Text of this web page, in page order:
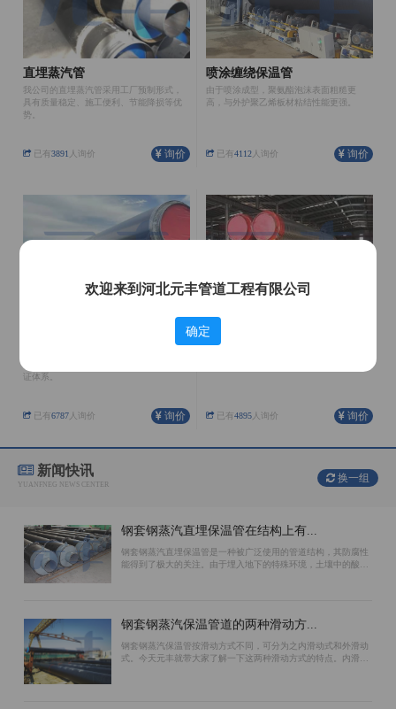
直埋蒸汽管
我公司的直埋蒸汽管采用工厂预制形式，
具有质量稳定、施工便利、节能降损等优
势。
已有3891 人询价 询价
喷涂缠绕保温管
由于喷涂成型，聚氨酯泡沫表面粗糙更
高，与外护聚乙烯板材粘结性能更强。
已有4112人询价 询价
证体系。
已有6787人询价 询价
架空保温管
已有4895人询价 询价
新闻快讯
YUANFNEG NEWS CENTER
换一组
钢套钢蒸汽直埋保温管在结构上有...
钢套钢蒸汽直埋保温管是一种被广泛使用的管道结构，其防腐性
能得到了极大的关注。由于埋入地下的特殊环境，土壤中的酸碱
钢套钢蒸汽保温管道的两种滑动方...
钢套钢蒸汽保温管按滑动方式不同，可分为之内滑动式和外滑动
式。今天元丰就带大家了解一下这两种滑动方式的特点。内滑动
欢迎来到河北元丰管道工程有限公司
确定